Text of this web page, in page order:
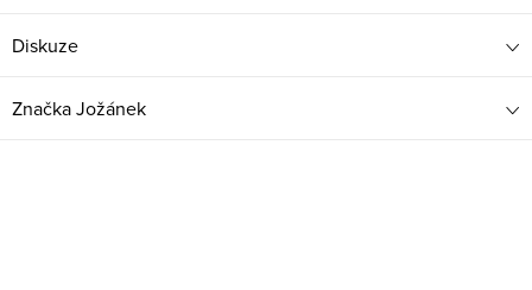
Diskuze
ZnačkaJožánek